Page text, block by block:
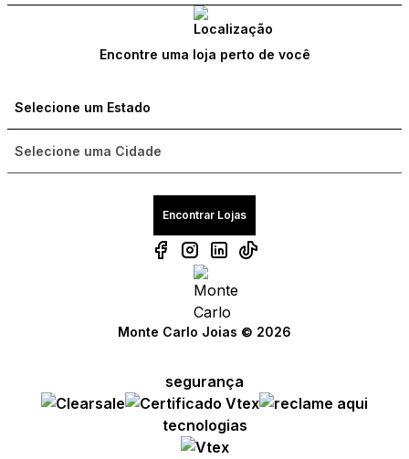
Compre com um Embaixador
Consulte seu pedido
Compre com um Embaixador
Consulte seu pedido
Encontre uma loja perto de você
Encontrar Lojas
Monte Carlo Joias © 2026
segurança
tecnologias
Compre com um Embaixador
Consulte seu pedido